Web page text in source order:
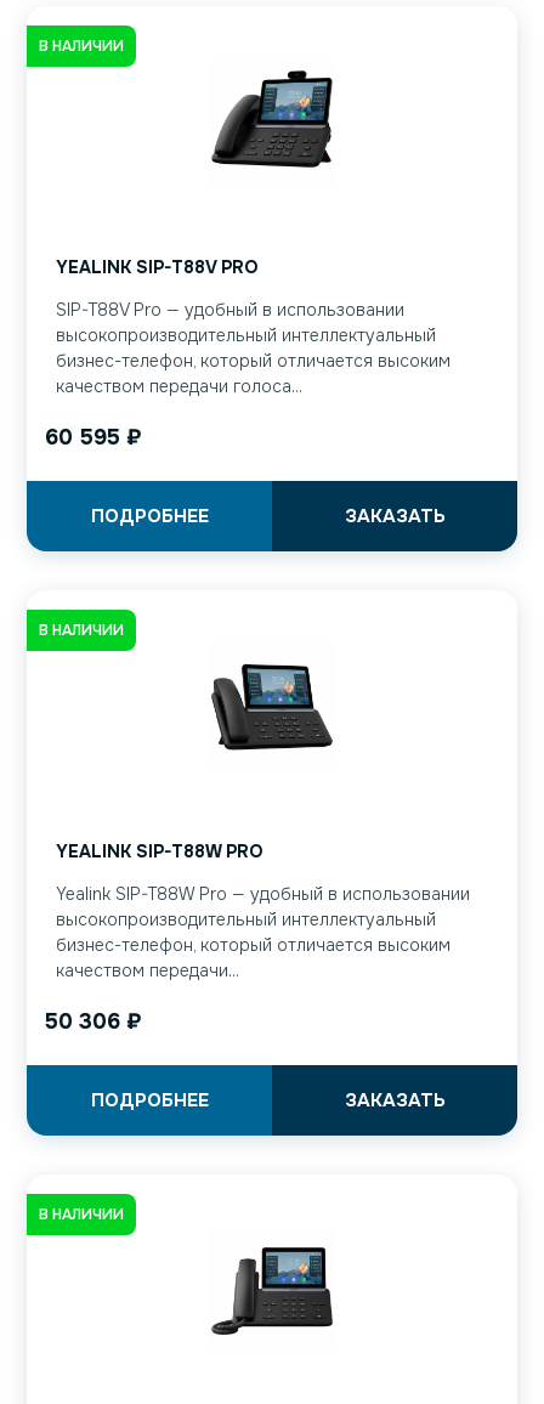
В НАЛИЧИИ
YEALINK SIP-T88V PRO
SIP-T88V Pro — удобный в использовании
высокопроизводительный интеллектуальный
бизнес-телефон, который отличается высоким
качеством передачи голоса...
60 595 ₽
ЗАКАЗАТЬ
ПОДРОБНЕЕ
В НАЛИЧИИ
YEALINK SIP-T88W PRO
Yealink SIP-T88W Pro — удобный в использовании
высокопроизводительный интеллектуальный
бизнес-телефон, который отличается высоким
качеством передачи...
50 306 ₽
ЗАКАЗАТЬ
ПОДРОБНЕЕ
В НАЛИЧИИ